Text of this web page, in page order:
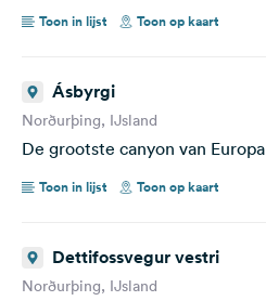
Toon in lijst Toon op kaart
Ásbyrgi
Norðurþing, IJsland
De grootste canyon van Europa
Toon in lijst Toon op kaart
Dettifossvegur vestri
Norðurþing, IJsland